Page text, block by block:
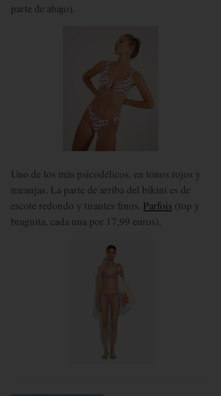
parte de abajo).
Uno de los más psicodélicos, en tonos rojos y
naranjas. La parte de arriba del bikini es de
escote redondo y tirantes finos. Parfois (top y
braguita, cada una por 17,99 euros).